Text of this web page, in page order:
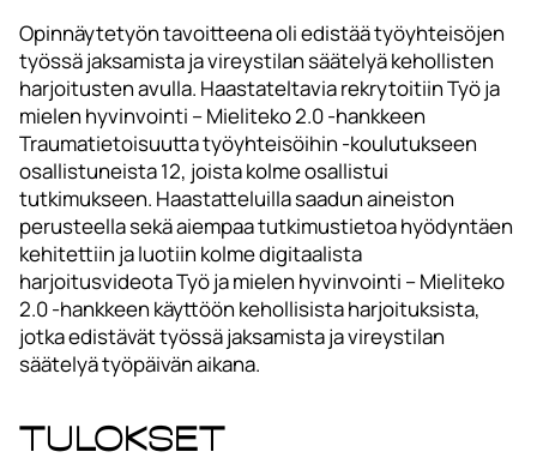
Opinnäytetyön tavoitteena oli edistää työyhteisöjen
työssä jaksamista ja vireystilan säätelyä kehollisten
harjoitusten avulla. Haastateltavia rekrytoitiin Työ ja
mielen hyvinvointi – Mieliteko 2.0 -hankkeen
Traumatietoisuutta työyhteisöihin -koulutukseen
osallistuneista 12, joista kolme osallistui
tutkimukseen. Haastatteluilla saadun aineiston
perusteella sekä aiempaa tutkimustietoa hyödyntäen
kehitettiin ja luotiin kolme digitaalista
harjoitusvideota Työ ja mielen hyvinvointi – Mieliteko
2.0 -hankkeen käyttöön kehollisista harjoituksista,
jotka edistävät työssä jaksamista ja vireystilan
säätelyä työpäivän aikana.
Tulokset